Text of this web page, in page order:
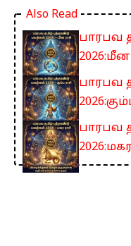
Also Read
பாரபவ
2026:மீன
பாரபவ
பாரபவ